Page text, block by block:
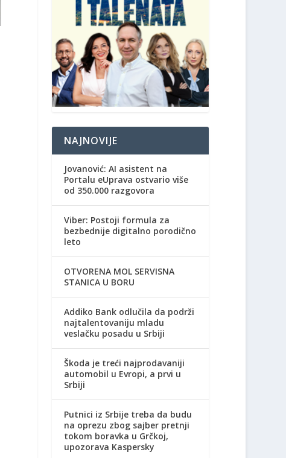
NAJNOVIJE
Jovanović: AI asistent na
Portalu eUprava ostvario više
od 350.000 razgovora
Viber: Postoji formula za
bezbednije digitalno porodično
leto
OTVORENA MOL SERVISNA
STANICA U BORU
Addiko Bank odlučila da podrži
najtalentovaniju mladu
veslačku posadu u Srbiji
Škoda je treći najprodavaniji
automobil u Evropi, a prvi u
Srbiji
Putnici iz Srbije treba da budu
na oprezu zbog sajber pretnji
tokom boravka u Grčkoj,
upozorava Kaspersky